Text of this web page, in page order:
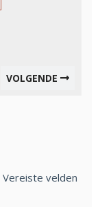
VOLGENDE
Vereiste velden